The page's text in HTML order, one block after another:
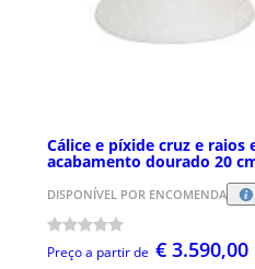
Cálice e píxide cruz e
acabamento dourado 20
DISPONÍVEL POR ENCOMENDA
Preço a partir de € 3.590,00